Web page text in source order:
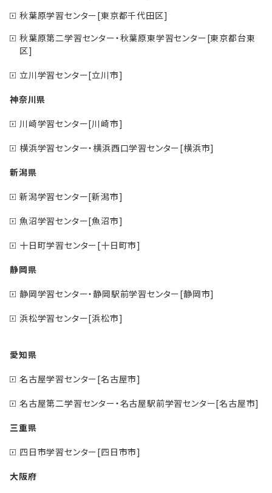
秋葉原学習センター[東京都千代田区]
秋葉原第二学習センター・秋葉原東学習センター[東京都台東
区]
立川学習センター[立川市]
神奈川県
川崎学習センター[川崎市]
横浜学習センター・横浜西口学習センター[横浜市]
新潟県
新潟学習センター[新潟市]
魚沼学習センター[魚沼市]
十日町学習センター[十日町市]
静岡県
静岡学習センター・静岡駅前学習センター[静岡市]
浜松学習センター[浜松市]
愛知県
名古屋学習センター[名古屋市]
名古屋第二学習センター・名古屋駅前学習センター[名古屋市]
三重県
四日市学習センター[四日市市]
大阪府